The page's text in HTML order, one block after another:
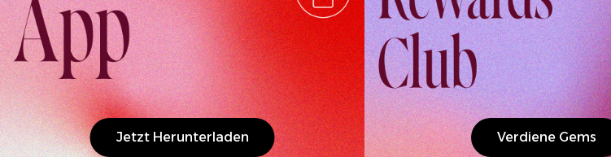
Jetzt Herunterladen Verdiene Gems